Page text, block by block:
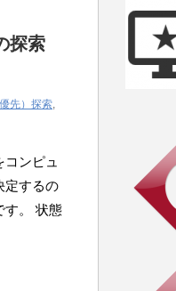
探索
先）探索,
ンピュ
定するの
す。 状態